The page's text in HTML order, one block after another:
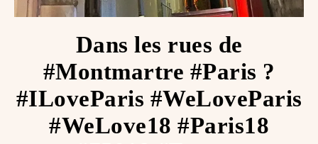
Dans les rues de
#Montmartre #Paris ?
#ILoveParis #WeLoveParis
#WeLove18 #Paris18